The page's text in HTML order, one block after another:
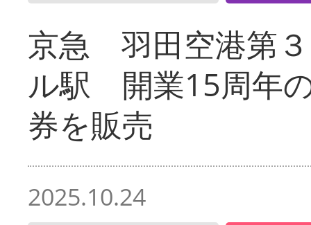
京急 羽田空港第
ル駅 開業15周年
券を販売
2025.10.24